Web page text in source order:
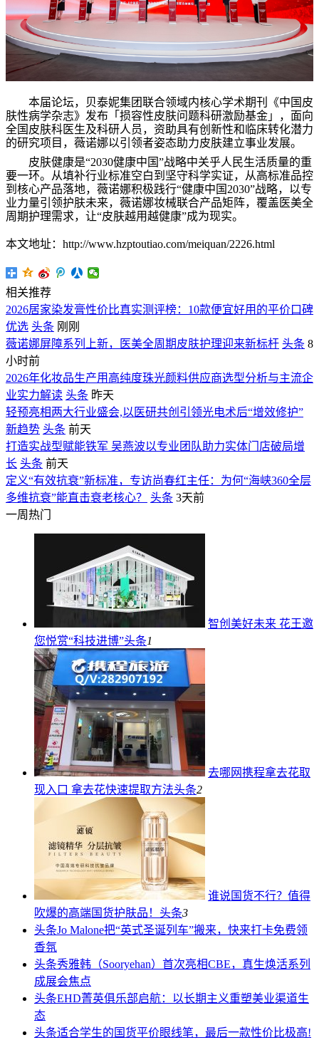
本届论坛，贝泰妮集团联合领域内核心学术期刊《中国皮
肤性病学杂志》发布「损容性皮肤问题科研激励基金」，面向
全国皮肤科医生及科研人员，资助具有创新性和临床转化潜力
的研究项目，薇诺娜以引领者姿态助力皮肤建立事业发展。
皮肤健康是“2030健康中国”战略中关乎人民生活质量的重
要一环。从填补行业标准空白到坚守科学实证，从高标准品控
到核心产品落地，薇诺娜积极践行“健康中国2030”战略，以专
业力量引领护肤未来，薇诺娜妆械联合产品矩阵，覆盖医美全
周期护理需求，让“皮肤越用越健康”成为现实。
本文地址：http://www.hzptoutiao.com/meiquan/2226.html
相关推荐
2026居家染发膏性价比真实测评榜：10款便宜好用的平价口碑
优选 头条 刚刚
薇诺娜屏障系列上新，医美全周期皮肤护理迎来新标杆 头条 8
小时前
2026年化妆品生产用高纯度珠光颜料供应商选型分析与主流企
业实力解读 头条 昨天
轻预亮相两大行业盛会,以医研共创引领光电术后“增效修护”
新趋势 头条 前天
打造实战型赋能铁军 吴燕波以专业团队助力实体门店破局增
长 头条 前天
定义“有效抗衰”新标准，专访尚春红主任：为何“海峡360全层
多维抗衰”能直击衰老核心？
头条 3天前
一周热门
智创美好未来 花王邀
您悦赏“科技进博”头条1
去哪网携程拿去花取
现入口 拿去花快速提取方法头条2
谁说国货不行？值得
吹爆的高端国货护肤品！ 头条3
头条Jo Malone把“英式圣诞列车”搬来，快来打卡免费领
香氛
头条秀雅韩（Sooryehan）首次亮相CBE，真生焕活系列
成展会焦点
头条EHD菁英俱乐部启航：以长期主义重塑美业渠道生
态
头条适合学生的国货平价眼线笔，最后一款性价比极高!